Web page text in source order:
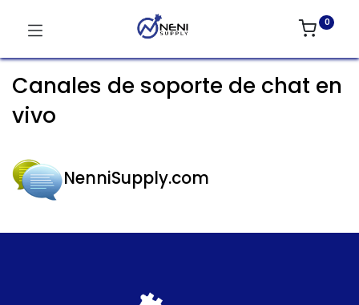
0
Canales de soporte de chat en
vivo
NenniSupply.com